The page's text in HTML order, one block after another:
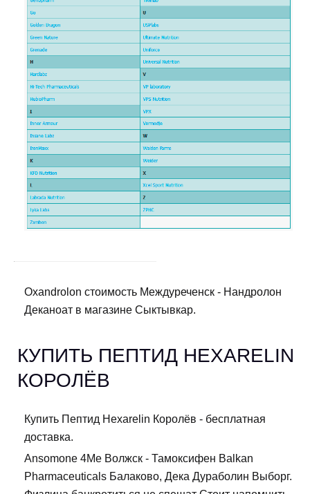
Oxandrolon стоимость Междуреченск - Нандролон
Деканоат в магазине Сыктывкар.
КУПИТЬ ПЕПТИД HEXARELIN
КОРОЛЁВ
Купить Пептид Hexarelin Королёв - бесплатная
доставка.
Ansomone 4Me Волжск - Тамоксифен Balkan
Pharmaceuticals Балаково, Дека Дураболин Выборг.